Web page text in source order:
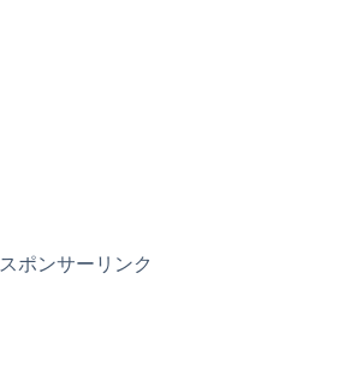
スポンサーリンク